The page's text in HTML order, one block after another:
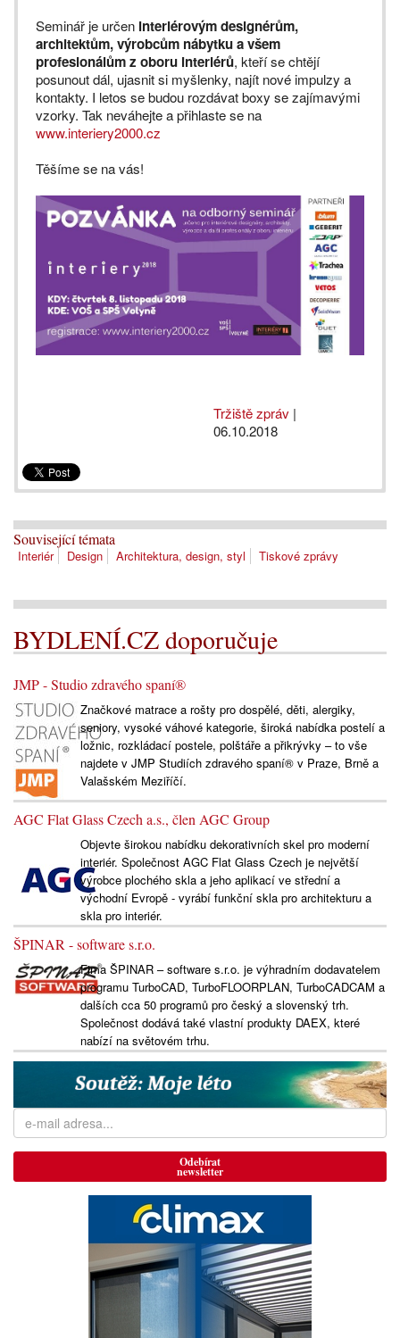
Seminář je určen interiérovým designérům,
architektům, výrobcům nábytku a všem
profesionálům z oboru interiérů, kteří se chtějí
posunout dál, ujasnit si myšlenky, najít nové impulzy a
kontakty. I letos se budou rozdávat boxy se zajímavými
vzorky. Tak neváhejte a přihlaste se na
www.interiery2000.cz
Těšíme se na vás!
Tržiště zpráv |
06.10.2018
Související témata
Interiér Design Architektura, design, styl Tiskové zprávy
BYDLENÍ.CZ doporučuje
JMP - Studio zdravého spaní®
Značkové matrace a rošty pro dospělé, děti, alergiky,
seniory, vysoké váhové kategorie, široká nabídka postelí a
ložnic, rozkládací postele, polštáře a přikrývky – to vše
najdete v JMP Studiích zdravého spaní® v Praze, Brně a
Valašském Meziříčí.
AGC Flat Glass Czech a.s., člen AGC Group
Objevte širokou nabídku dekorativních skel pro moderní
interiér. Společnost AGC Flat Glass Czech je největší
výrobce plochého skla a jeho aplikací ve střední a
východní Evropě - vyrábí funkční skla pro architekturu a
skla pro interiér.
ŠPINAR - software s.r.o.
Fima ŠPINAR – software s.r.o. je výhradním dodavatelem
programu TurboCAD, TurboFLOORPLAN, TurboCADCAM a
dalších cca 50 programů pro český a slovenský trh.
Společnost dodává také vlastní produkty DAEX, které
nabízí na světovém trhu.
Odebírat
newsletter